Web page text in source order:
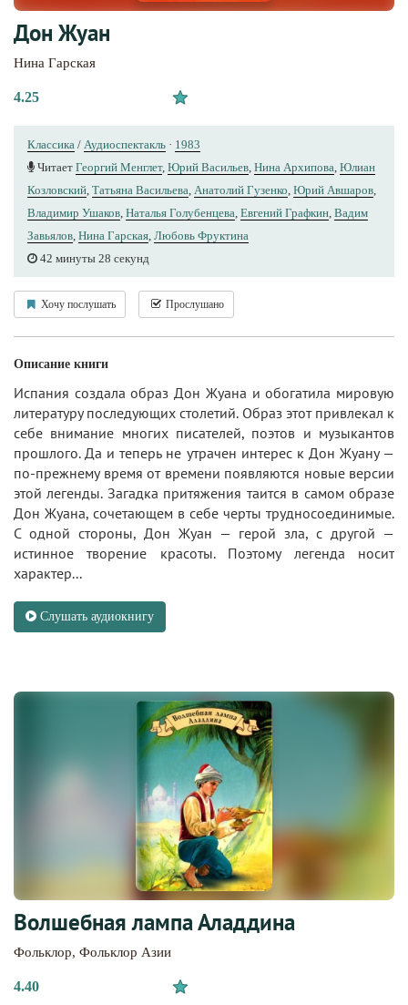
Дон Жуан
Нина Гарская
4.25
Классика / Аудиоспектакль · 1983
Читает Георгий Менглет, Юрий Васильев, Нина Архипова, Юлиан
Козловский, Татьяна Васильева, Анатолий Гузенко, Юрий Авшаров,
Владимир Ушаков, Наталья Голубенцева, Евгений Графкин, Вадим
Завьялов, Нина Гарская, Любовь Фруктина
42 минуты 28 секунд
Хочу послушать Прослушано
Описание книги
Испания создала образ Дон Жуана и обогатила мировую
литературу последующих столетий. Образ этот привлекал к
себе внимание многих писателей, поэтов и музыкантов
прошлого. Да и теперь не утрачен интерес к Дон Жуану —
по-прежнему время от времени появляются новые версии
этой легенды. Загадка притяжения таится в самом образе
Дон Жуана, сочетающем в себе черты трудносоединимые.
С одной стороны, Дон Жуан — герой зла, с другой —
истинное творение красоты. Поэтому легенда носит
характер...
Слушать аудиокнигу
Волшебная лампа Аладдина
Фольклор, Фольклор Азии
4.40